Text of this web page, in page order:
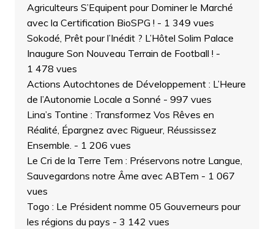
Agriculteurs S’Equipent pour Dominer le Marché
avec la Certification BioSPG ! - 1 349 vues
Sokodé, Prêt pour l’Inédit ? L’Hôtel Solim Palace
Inaugure Son Nouveau Terrain de Football ! -
1 478 vues
Actions Autochtones de Développement : L’Heure
de l’Autonomie Locale a Sonné - 997 vues
Lina’s Tontine : Transformez Vos Rêves en
Réalité, Épargnez avec Rigueur, Réussissez
Ensemble. - 1 206 vues
Le Cri de la Terre Tem : Préservons notre Langue,
Sauvegardons notre Âme avec ABTem - 1 067
vues
Togo : Le Président nomme 05 Gouverneurs pour
les régions du pays - 3 142 vues